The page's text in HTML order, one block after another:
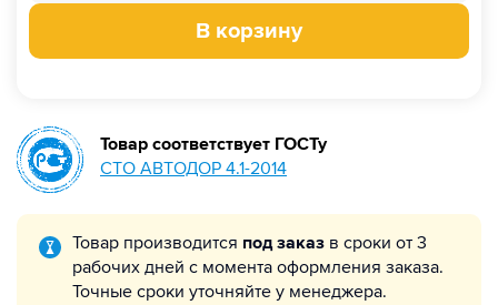
В корзину
Товар производится под заказ в сроки от 3
рабочих дней с момента оформления заказа.
Точные сроки уточняйте у менеджера.
Товар соответствует ГОСТу
СТО АВТОДОР 4.1-2014